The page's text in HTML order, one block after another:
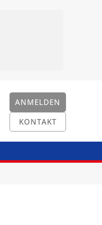
ANMELDEN
KONTAKT